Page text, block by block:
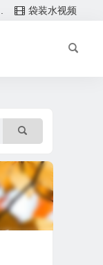
袋装水视频